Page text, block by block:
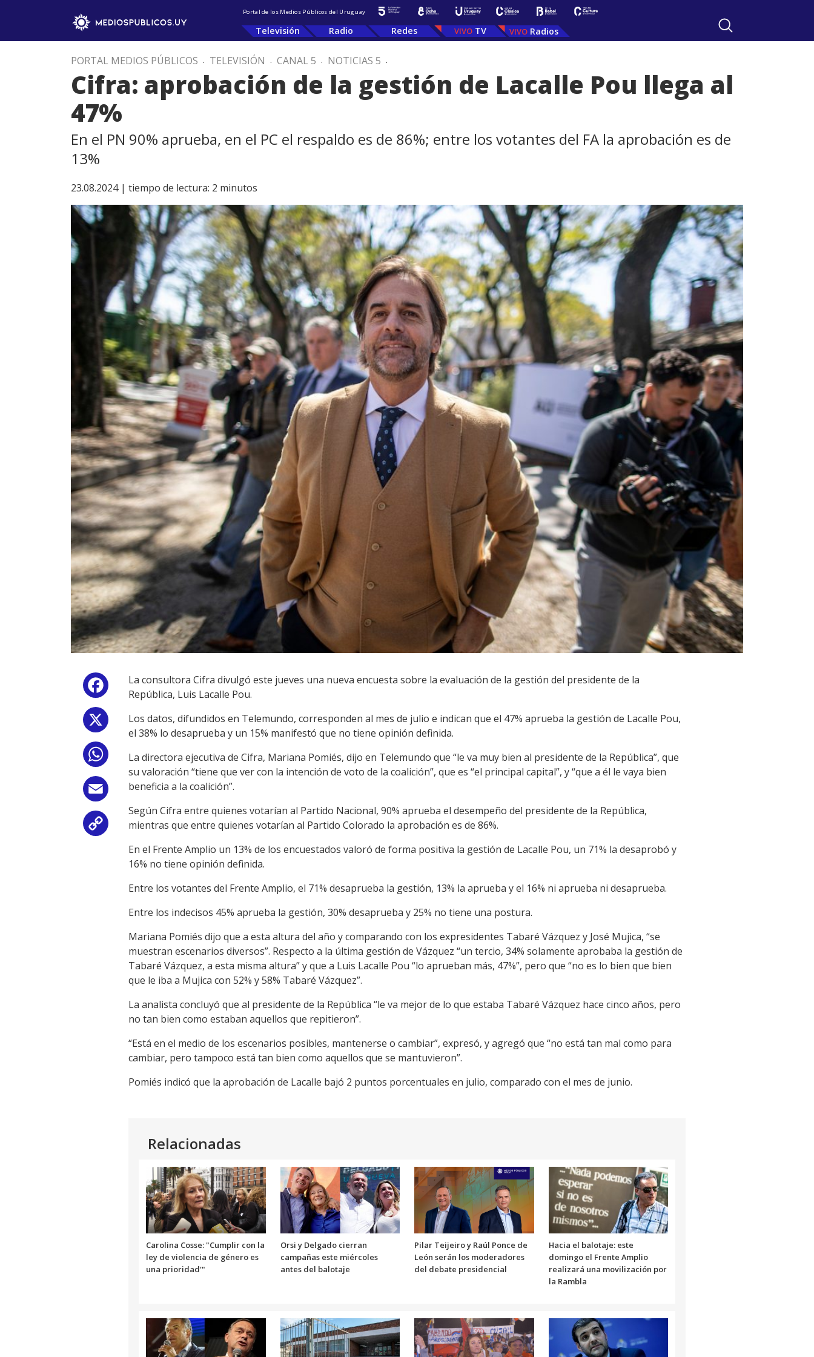
Portal de los Medios Públicos del Uruguay
Televisión Radio Redes TV Radios
PORTAL MEDIOS PÚBLICOS . TELEVISIÓN . CANAL 5 . NOTICIAS 5 .
Cifra: aprobación de la gestión de Lacalle Pou llega al
47%
En el PN 90% aprueba, en el PC el respaldo es de 86%; entre los votantes del FA la aprobación es de
13%
23.08.2024 | tiempo de lectura: 2 minutos
Facebook
WhatsApp
Email
Copy
Link
La consultora Cifra divulgó este jueves una nueva encuesta sobre la evaluación de la gestión del presidente de la
República, Luis Lacalle Pou.
Los datos, difundidos en Telemundo, corresponden al mes de julio e indican que el 47% aprueba la gestión de Lacalle Pou,
el 38% lo desaprueba y un 15% manifestó que no tiene opinión definida.
La directora ejecutiva de Cifra, Mariana Pomiés, dijo en Telemundo que “le va muy bien al presidente de la República”, que
su valoración “tiene que ver con la intención de voto de la coalición”, que es “el principal capital”, y “que a él le vaya bien
beneficia a la coalición”.
Según Cifra entre quienes votarían al Partido Nacional, 90% aprueba el desempeño del presidente de la República,
mientras que entre quienes votarían al Partido Colorado la aprobación es de 86%.
En el Frente Amplio un 13% de los encuestados valoró de forma positiva la gestión de Lacalle Pou, un 71% la desaprobó y
16% no tiene opinión definida.
Entre los votantes del Frente Amplio, el 71% desaprueba la gestión, 13% la aprueba y el 16% ni aprueba ni desaprueba.
Entre los indecisos 45% aprueba la gestión, 30% desaprueba y 25% no tiene una postura.
Mariana Pomiés dijo que a esta altura del año y comparando con los expresidentes Tabaré Vázquez y José Mujica, “se
muestran escenarios diversos”. Respecto a la última gestión de Vázquez “un tercio, 34% solamente aprobaba la gestión de
Tabaré Vázquez, a esta misma altura” y que a Luis Lacalle Pou “lo aprueban más, 47%”, pero que “no es lo bien que bien
que le iba a Mujica con 52% y 58% Tabaré Vázquez”.
La analista concluyó que al presidente de la República “le va mejor de lo que estaba Tabaré Vázquez hace cinco años, pero
no tan bien como estaban aquellos que repitieron”.
“Está en el medio de los escenarios posibles, mantenerse o cambiar”, expresó, y agregó que “no está tan mal como para
cambiar, pero tampoco está tan bien como aquellos que se mantuvieron”.
Pomiés indicó que la aprobación de Lacalle bajó 2 puntos porcentuales en julio, comparado con el mes de junio.
Relacionadas
Carolina Cosse: "Cumplir con la
ley de violencia de género es
una prioridad'"
Orsi y Delgado cierran
campañas este miércoles
antes del balotaje
Pilar Teijeiro y Raúl Ponce de
León serán los moderadores
del debate presidencial
Hacia el balotaje: este
domingo el Frente Amplio
realizará una movilización por
la Rambla